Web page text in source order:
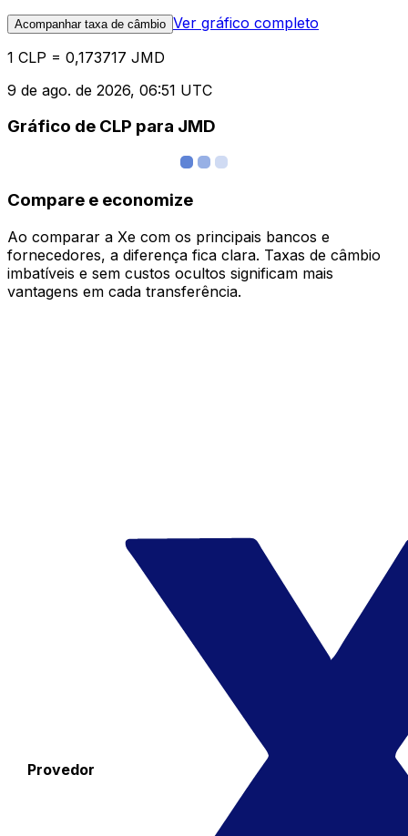
Acompanhar taxa de câmbio Ver gráfico completo
1 CLP = 0,173717 JMD
9 de ago. de 2026, 06:51 UTC
Gráfico de CLP para JMD
Compare e economize
Ao comparar a Xe com os principais bancos e
fornecedores, a diferença fica clara. Taxas de câmbio
imbatíveis e sem custos ocultos significam mais
vantagens em cada transferência.
Provedor